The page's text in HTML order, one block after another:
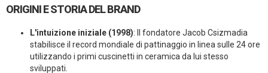
ORIGINI E STORIA DEL BRAND
L'intuizione iniziale (1998): Il fondatore Jacob Csizmadia
stabilisce il record mondiale di pattinaggio in linea sulle 24 ore
utilizzando i primi cuscinetti in ceramica da lui stesso
sviluppati.